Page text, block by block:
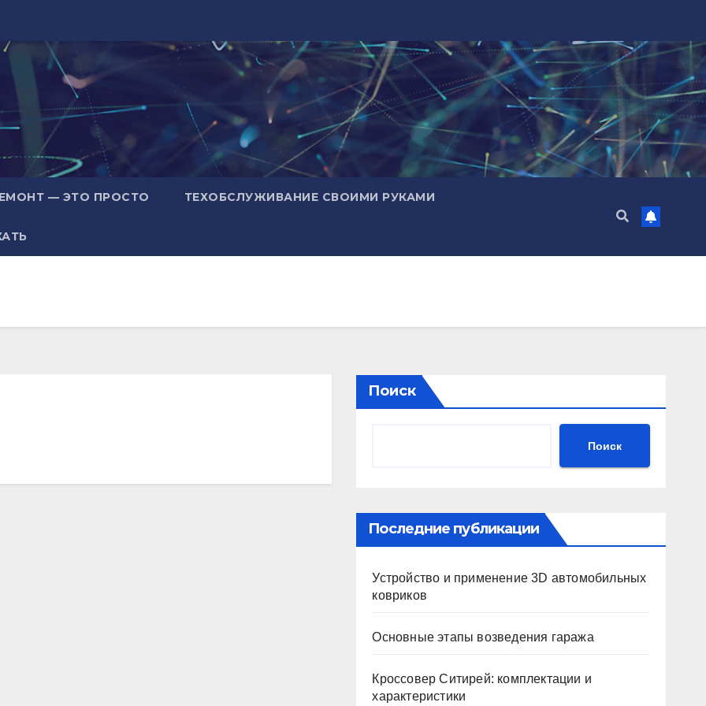
— ЭТО ПРОСТО ТЕХОБСЛУЖИВАНИЕ СВОИМИ РУКАМИ
Поиск
Поиск
Последние публикации
Устройство и применение 3D автомобильных
ковриков
Основные этапы возведения гаража
Кроссовер Ситирей: комплектации и
характеристики